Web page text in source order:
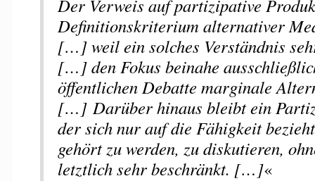
Der Verweis auf partizipative
Definitionskriterium alternativer
[…] weil ein solches Verständnis
[…] den Fokus beinahe
öffentlichen Debatte marginale
[…] Darüber hinaus bleibt ein
der sich nur auf die Fähigkeit
gehört zu werden, zu diskutieren,
letztlich sehr beschränkt. […]«